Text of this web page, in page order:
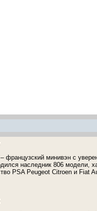
французский минивэн с
наследник 806 модели,
PSA Peugeot Citroen и Fiat